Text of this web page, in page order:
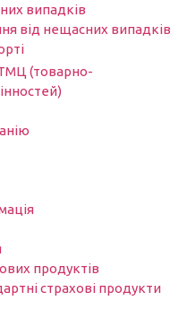
випадків
від нещасних випадків
(товарно-
продуктів
страхові продукти